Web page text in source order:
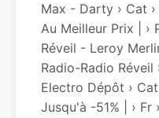
Max - Darty › Cat
Au Meilleur Prix | ›
Réveil - Leroy
Radio-Radio
Electro Dépôt ›
Jusqu'à -51% | › Fr